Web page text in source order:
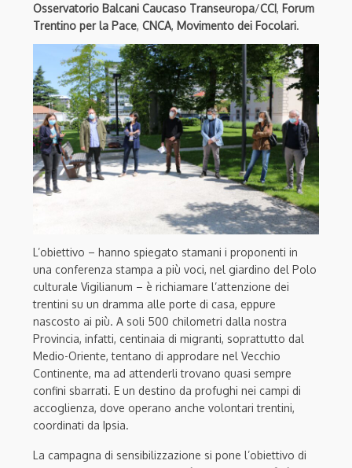
Osservatorio Balcani Caucaso Transeuropa/CCI, Forum
Trentino per la Pace, CNCA, Movimento dei Focolari.
L’obiettivo – hanno spiegato stamani i proponenti in
una conferenza stampa a più voci, nel giardino del Polo
culturale Vigilianum – è richiamare l’attenzione dei
trentini su un dramma alle porte di casa, eppure
nascosto ai più. A soli 500 chilometri dalla nostra
Provincia, infatti, centinaia di migranti, soprattutto dal
Medio-Oriente, tentano di approdare nel Vecchio
Continente, ma ad attenderli trovano quasi sempre
confini sbarrati. E un destino da profughi nei campi di
accoglienza, dove operano anche volontari trentini,
coordinati da Ipsia.
La campagna di sensibilizzazione si pone l’obiettivo di